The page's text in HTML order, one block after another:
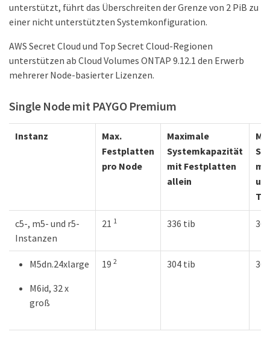
unterstützt, führt das Überschreiten der Grenze von 2 PiB zu
einer nicht unterstützten Systemkonfiguration.
AWS Secret Cloud und Top Secret Cloud-Regionen
unterstützen ab Cloud Volumes ONTAP 9.12.1 den Erwerb
mehrerer Node-basierter Lizenzen.
Single Node mit PAYGO Premium
Instanz
Max.
Festplatten
pro Node
Maximale
Systemkapazität
mit Festplatten
allein
c5-, m5- und r5-
Instanzen
21 1 336 tib
M5dn.24xlarge
M6id, 32 x
groß
19 2 304 tib